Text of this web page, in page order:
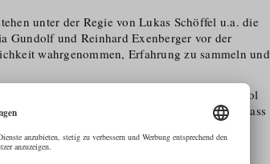
unter der Regie von Lukas Schöffel u.a. die
Gundolf und Reinhard Exenberger vor der
wahrgenommen, Erfahrung zu sammeln und
Austausch­schülers namens Finn, der nach Tirol
sein Gastbruder Christian merken schnell, dass
unterhttp://austauschderfilm.tumblr.com/